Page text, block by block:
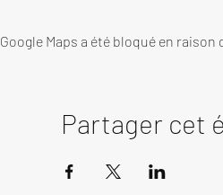
Google Maps a été bloqué en
Partager cet